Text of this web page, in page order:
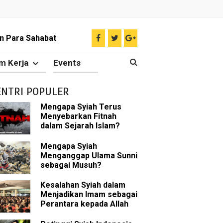
Para Sahabat
Ilmu Ghaib?
Nabi
Sunni
bin Affan
tentang Khalifah
Kerja Events
POPULER
Mengapa Syiah Terus
Menyebarkan Fitnah
dalam Sejarah Islam?
Mengapa Syiah
Menganggap Ulama Sunni
sebagai Musuh?
Kesalahan Syiah dalam
Menjadikan Imam sebagai
Perantara kepada Allah